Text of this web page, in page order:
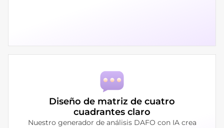
Diseño de matriz de cuatro
cuadrantes claro
Nuestro generador de análisis DAFO con IA crea